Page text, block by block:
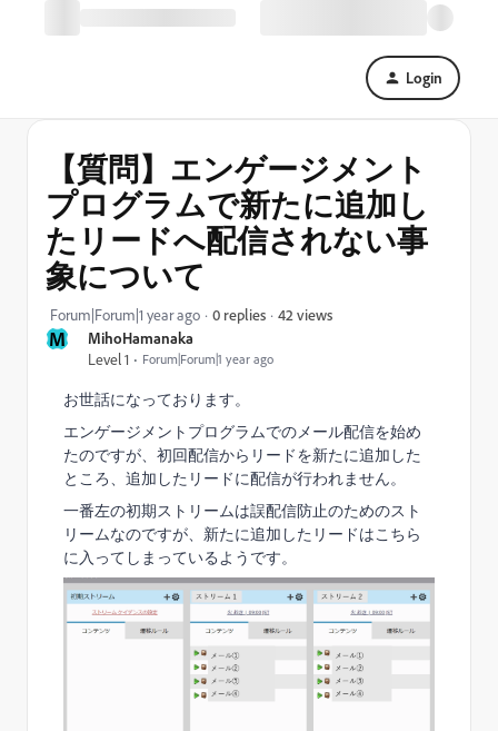
Login
M
MihoHamanaka
Level 1
Forum|Forum|1 year ago
【質問】エンゲージメント
プログラムで新たに追加し
たリードへ配信されない事
象について
Forum|Forum|1 year ago 0 replies 42 views
お世話になっております。
エンゲージメントプログラムでのメール配信を始め
たのですが、初回配信からリードを新たに追加した
ところ、追加したリードに配信が行われません。
一番左の初期ストリームは誤配信防止のためのスト
リームなのですが、新たに追加したリードはこちら
に入ってしまっているようです。